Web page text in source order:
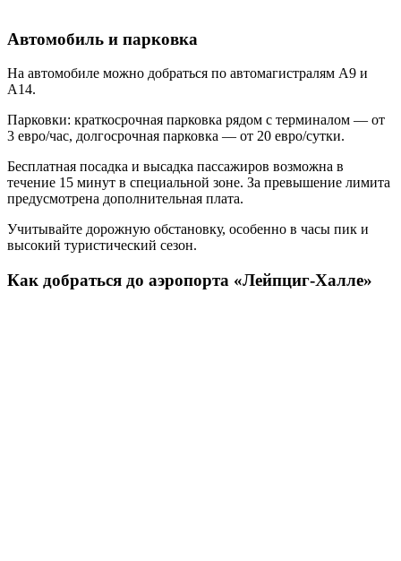
Автомобиль и парковка
На автомобиле можно добраться по автомагистралям A9 и
A14.
Парковки: краткосрочная парковка рядом с терминалом — от
3 евро/час, долгосрочная парковка — от 20 евро/сутки.
Бесплатная посадка и высадка пассажиров возможна в
течение 15 минут в специальной зоне. За превышение лимита
предусмотрена дополнительная плата.
Учитывайте дорожную обстановку, особенно в часы пик и
высокий туристический сезон.
Как добраться до аэропорта «Лейпциг-Халле»